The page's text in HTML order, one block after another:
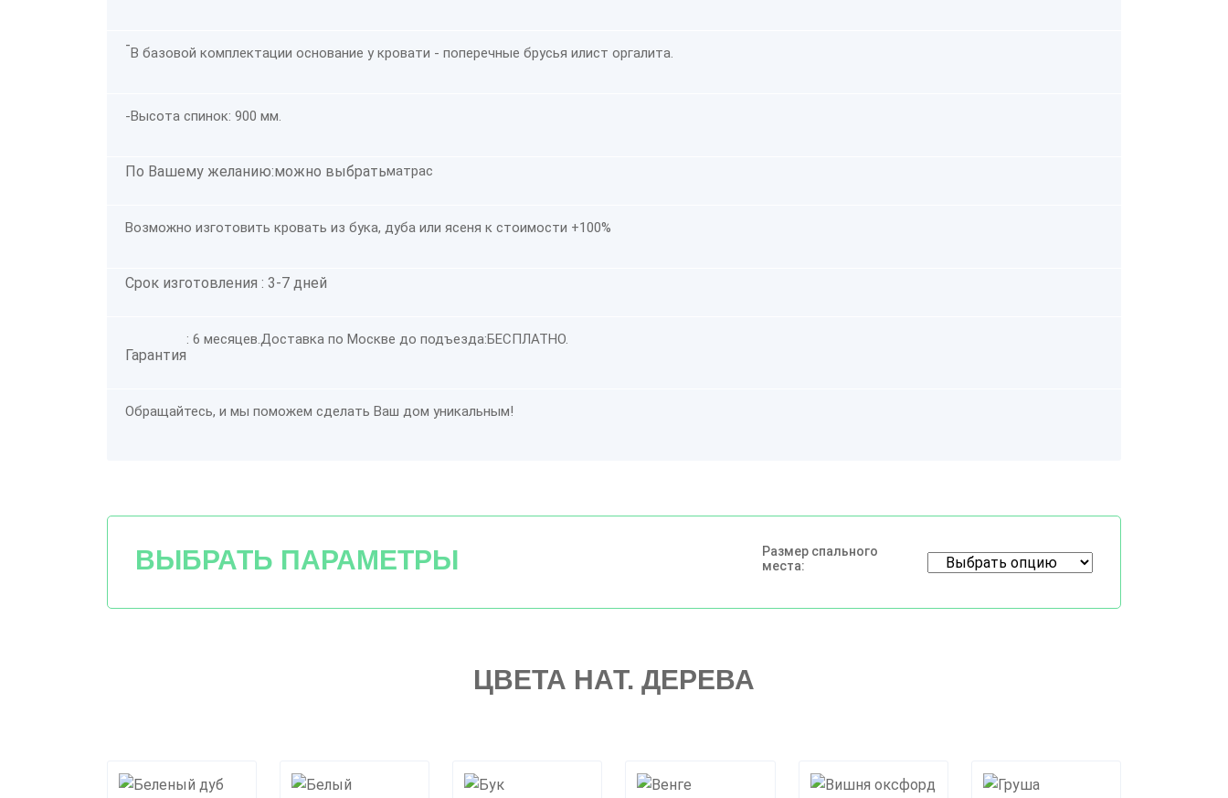
-В базовой комплектации основание у кровати - поперечные брусья илист оргалита.
-Высота спинок: 900 мм.
По Вашему желанию:можно выбратьматрас
Возможно изготовить кровать из бука, дуба или ясеня к стоимости +100%
Срок изготовления : 3-7 дней
Гарантия
: 6 месяцев.Доставка по Москве до подъезда:БЕСПЛАТНО.
Обращайтесь, и мы поможем сделать Ваш дом уникальным!
ВЫБРАТЬ ПАРАМЕТРЫ
Размер спального
места:
ЦВЕТА НАТ. ДЕРЕВА